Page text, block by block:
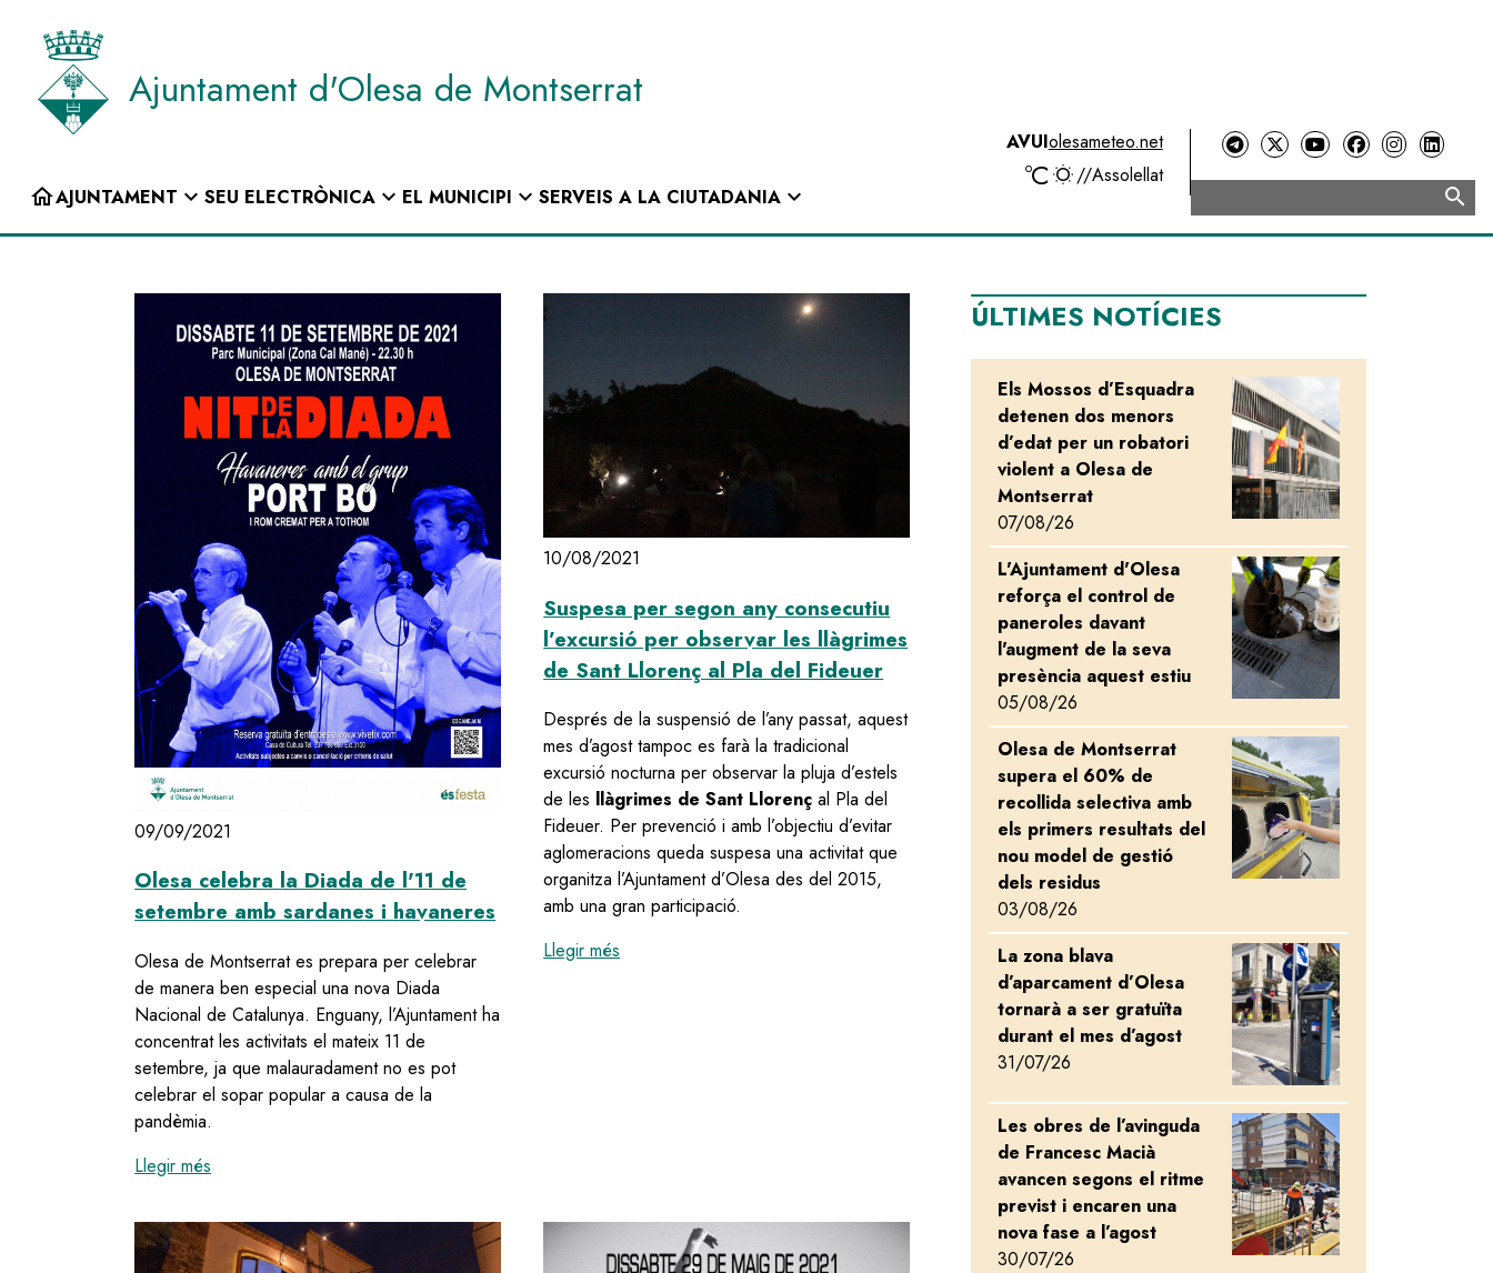
contingut
Ajuntament d'Olesa de Montserrat
Navegació
INICI
homeAJUNTAMENT expand_more SEU ELECTRÒNICAexpand_more EL MUNICIPI expand_more SERVEIS A LA CIUTADANIAexpand_more
AVUIolesameteo.net
ºC //Assolellat
search
09/09/2021
Olesa celebra la Diada de l'11 de
setembre amb sardanes i havaneres
Olesa de Montserrat es prepara per celebrar
de manera ben especial una nova Diada
Nacional de Catalunya. Enguany, l’Ajuntament ha
concentrat les activitats el mateix 11 de
setembre, ja que malauradament no es pot
celebrar el sopar popular a causa de la
pandèmia.
Llegir més
10/08/2021
Suspesa per segon any consecutiu
l’excursió per observar les llàgrimes
de Sant Llorenç al Pla del Fideuer
Després de la suspensió de l’any passat, aquest
mes d’agost tampoc es farà la tradicional
excursió nocturna per observar la pluja d’estels
de les llàgrimes de Sant Llorenç al Pla del
Fideuer. Per prevenció i amb l’objectiu d’evitar
aglomeracions queda suspesa una activitat que
organitza l’Ajuntament d’Olesa des del 2015,
amb una gran participació.
Llegir més
Suspesa per segon any consecutiu l’excursió per observar les llàgrimes de Sant Llorenç al Pla del Fideuer
ÚLTIMES NOTÍCIES
Els Mossos d’Esquadra
detenen dos menors
d’edat per un robatori
violent a Olesa de
Montserrat
07/08/26
Image
L'Ajuntament d'Olesa
reforça el control de
paneroles davant
l'augment de la seva
presència aquest estiu
05/08/26
Image
Olesa de Montserrat
supera el 60% de
recollida selectiva amb
els primers resultats del
nou model de gestió
dels residus
03/08/26
Image
La zona blava
d’aparcament d’Olesa
tornarà a ser gratuïta
durant el mes d’agost
31/07/26
Image
Les obres de l’avinguda
de Francesc Macià
avancen segons el ritme
previst i encaren una
nova fase a l’agost
30/07/26
Image